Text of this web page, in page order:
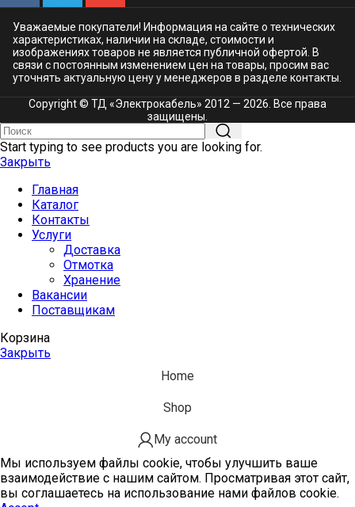
Уважаемые покупатели! Информация на сайте о технических
характеристиках, наличии на складе, стоимости и
изображениях товаров не является публичной офертой. В
связи с постоянным изменением цен на товары, просим вас
уточнять актуальную цену у менеджеров в разделе контакты.
Copyright © ТД «Электрокабель»​ 2012 — 2026. Все права
защищены.
Start typing to see products you are looking for.
Закрыть
Главная
Каталог
Контакты
Услуги
Доставка
Отмотка
Хранение
Вакансии
Поставщикам
Корзина
Закрыть
Home
Shop
My account
Мы используем файлы cookie, чтобы улучшить ваше
взаимодействие с нашим сайтом. Просматривая этот сайт,
вы соглашаетесь на использование нами файлов cookie.